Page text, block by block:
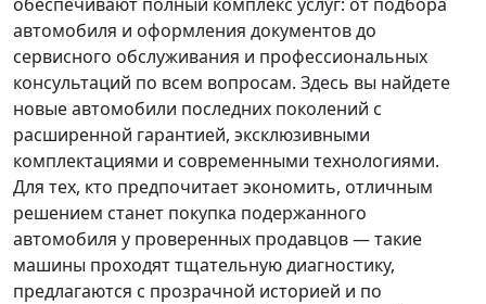
автомобиля и оформления документов до
сервисного обслуживания и профессиональных
консультаций по всем вопросам. Здесь вы найдете
новые автомобили последних поколений с
расширенной гарантией, эксклюзивными
комплектациями и современными технологиями.
Для тех, кто предпочитает экономить, отличным
решением станет покупка подержанного
автомобиля у проверенных продавцов — такие
машины проходят тщательную диагностику,
предлагаются с прозрачной историей и по